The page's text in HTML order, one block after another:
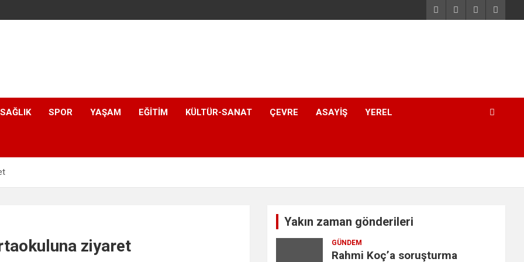
SAĞLIK SPOR YAŞAM EĞITIM KÜLTÜR-SANAT ÇEVRE ASAYIŞ YEREL
ziyaret
Yakın zaman gönderileri
GÜNDEM
Rahmi Koç’a soruşturma